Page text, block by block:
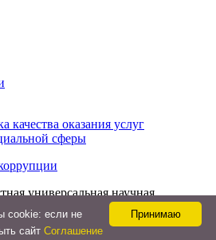
качества оказания услуг
сферы
универсальная научная
Принимаю
cookie: если не
сайт Соглашение